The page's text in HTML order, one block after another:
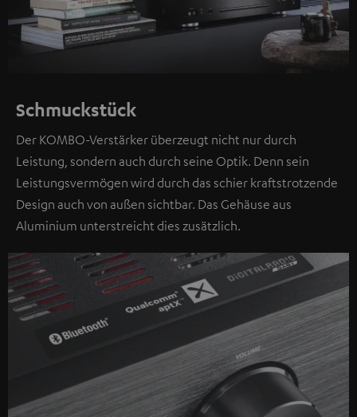
Schmuckstück
Der KOMBO-Verstärker überzeugt nicht nur durch
Leistung, sondern auch durch seine Optik. Denn sein
Leistungsvermögen wird durch das schier kraftstrotzende
Design auch von außen sichtbar. Das Gehäuse aus
Aluminium unterstreicht dies zusätzlich.